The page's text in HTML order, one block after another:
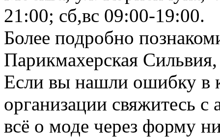
21:00; сб,вс 09:00-19:00.
Более подробно
Парикмахерская
Если вы нашли ошибку в
организации свяжитесь
всё о моде через форму